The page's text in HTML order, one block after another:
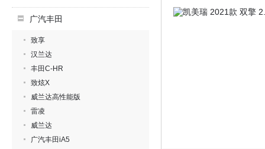
广汽丰田
致享
汉兰达
丰田C-HR
致炫X
威兰达高性能版
雷凌
威兰达
广汽丰田iA5